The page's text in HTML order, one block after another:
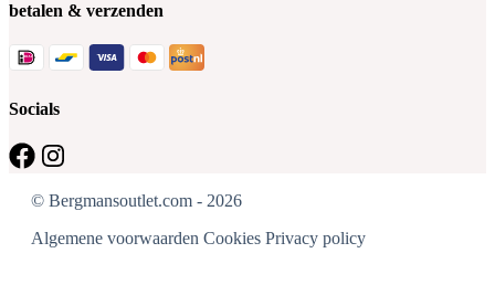
betalen & verzenden
Socials
© Bergmansoutlet.com - 2026
Algemene voorwaarden Cookies Privacy policy